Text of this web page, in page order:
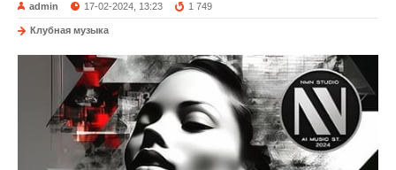
admin 17-02-2024, 13:23 1 749
Клубная музыка